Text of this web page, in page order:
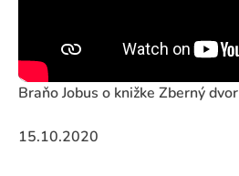
Braňo Jobus o knižke Zberný dvor
15.10.2020